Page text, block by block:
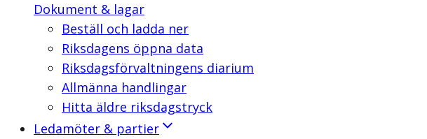
Dokument & lagar
Beställ och ladda ner
Riksdagens öppna data
Riksdagsförvaltningens diarium
Allmänna handlingar
Hitta äldre riksdagstryck
Ledamöter & partier